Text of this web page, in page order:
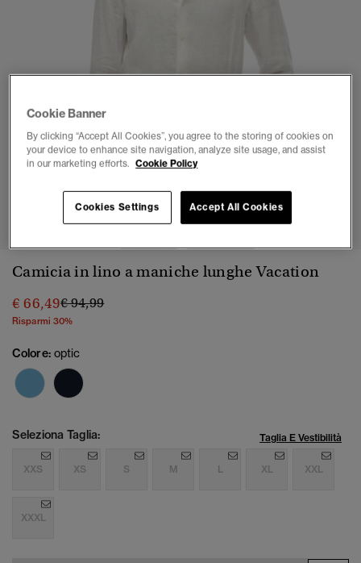
1 2 4 5 6
Camicia in lino a maniche lunghe Vacation
€ 66,49Prezzo ridotto da
€ 94,99a
Risparmi 30%
Colore: optic
Seleziona Taglia: Taglia E Vestibilità
XXS XS S M L XL XXL
XXXL
Cookie Banner
By clicking “Accept All Cookies”, you agree to the storing of cookies on
your device to enhance site navigation, analyze site usage, and assist
in our marketing efforts. Cookie Policy
Cookies Settings Accept All Cookies